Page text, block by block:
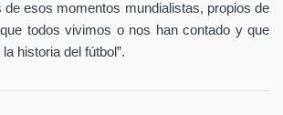
de esos momentos mundialistas, propios de
todos vivimos o nos han contado y que
historia del fútbol”.